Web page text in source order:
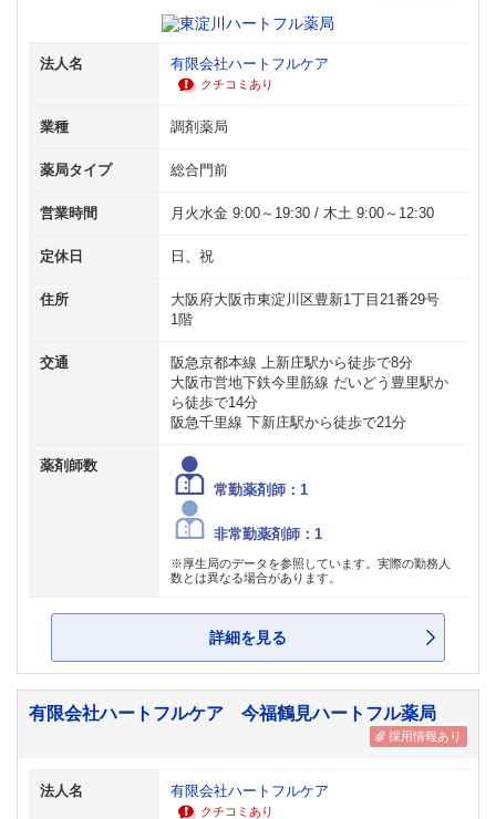
法人名 有限会社ハートフルケア
クチコミあり
業種 調剤薬局
薬局タイプ 総合門前
営業時間 月火水金 9:00～19:30 / 木土 9:00～12:30
定休日 日、祝
住所
大阪府大阪市東淀川区豊新1丁目21番29号
1階
交通
阪急京都本線 上新庄駅から徒歩で8分
大阪市営地下鉄今里筋線 だいどう豊里駅か
ら徒歩で14分
阪急千里線 下新庄駅から徒歩で21分
薬剤師数
常勤薬剤師：1
非常勤薬剤師：1
※厚生局のデータを参照しています。実際の勤務人
数とは異なる場合があります。
詳細を見る
有限会社ハートフルケア 今福鶴見ハートフル薬局
採用情報あり
法人名 有限会社ハートフルケア
クチコミあり